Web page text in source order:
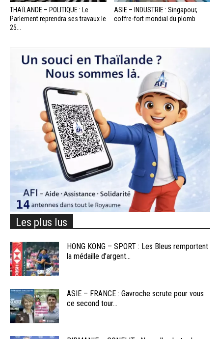
THAÏLANDE – POLITIQUE : Le
Parlement reprendra ses travaux le
25...
ASIE – INDUSTRIE : Singapour,
coffre-fort mondial du plomb
Les plus lus
HONG KONG – SPORT : Les Bleus remportent
la médaille d’argent...
ASIE – FRANCE : Gavroche scrute pour vous
ce second tour...